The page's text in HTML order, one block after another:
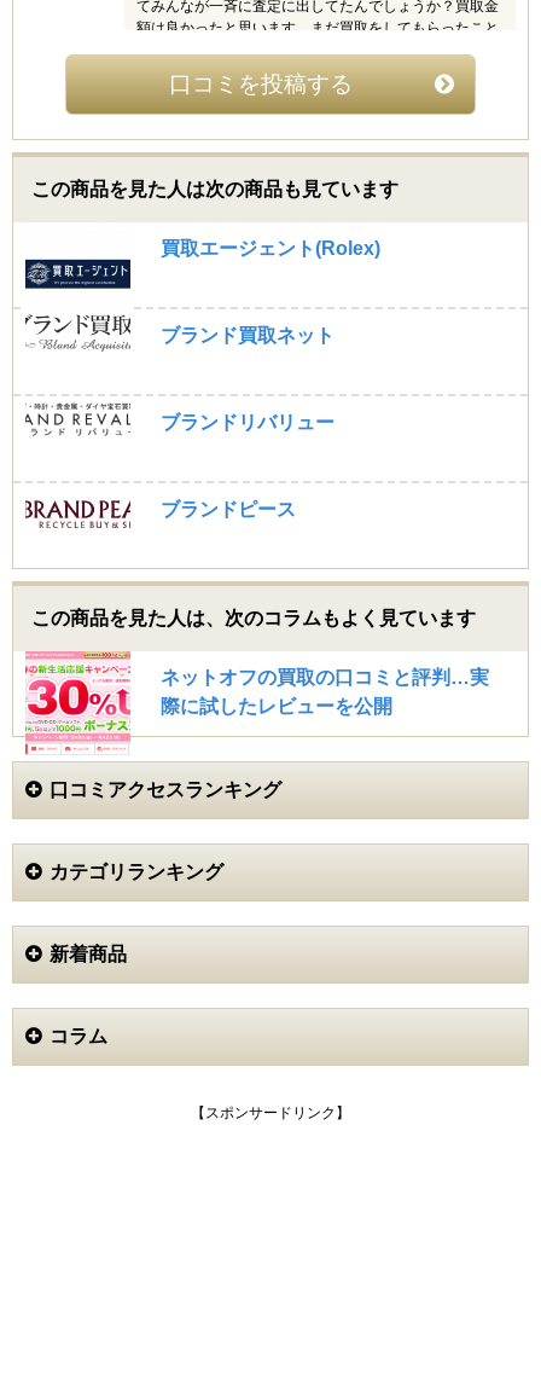
てみんなが一斉に査定に出してたんでしょうか？買取金
額は良かったと思います。まだ買取をしてもらったこと
たまごっちさん (20代)
2.0
ネットの口コミでは高く買取してくれるという意見が多
かったので期待してたんですが思ってたよりかはいい値
段はつきませんでした。古い参考書でも売れるというの
で買取をお願いしたのですが、あまり満足のいく金額で
はありませんでした。あと、20冊以上ないと無料で送れ
けてほしいです！料金かかるなら古本屋に持ち込みで売
ればよかったです。期待を下回ったので評価は下げさせ
てもらいました。次に頼むかはまだわかりません。
初心者さん (20代)
た。ネット買取を初めての自分には1番使いやすいサイ
トでした。ただ、キャンペーンや高価買取と言っている
査定も思ってたより遅かったように感じました。だけど
ネット買取は初めてだったし他のをあまり知らないので
自分の意見はあまり参考にならないと思います。
口コミを投稿する
この商品を見た人は次の商品も見ています
買取エージェント(Rolex)
ブランド買取ネット
ブランドリバリュー
ブランドピース
この商品を見た人は、次のコラムもよく見ています
ネットオフの買取の口コミと評判…実
際に試したレビューを公開
口コミアクセスランキング
カテゴリランキング
新着商品
コラム
【スポンサードリンク】